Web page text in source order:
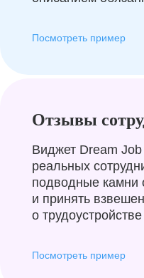
Посмотреть пример
Отзывы
Виджет Dream
реальных
подводные камни
и принять
о трудоустройстве
Посмотреть пример